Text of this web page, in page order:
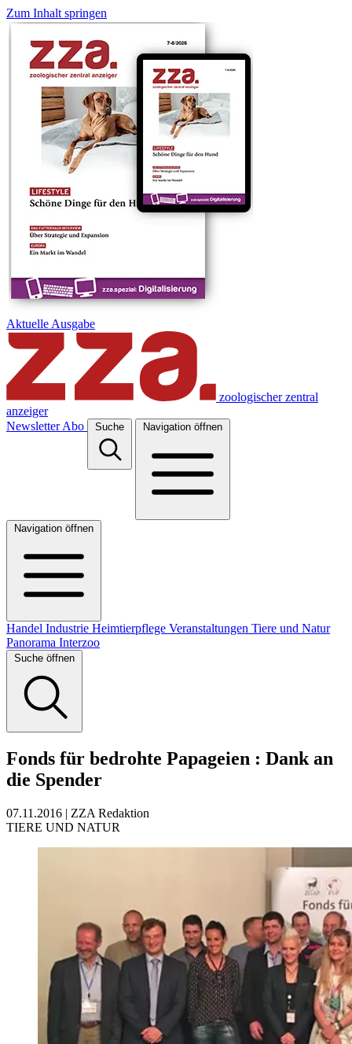
Zum Inhalt springen
Aktuelle Ausgabe
zoologischer zentral
anzeiger
Newsletter Abo Suche Navigation öffnen
Navigation öffnen
Handel Industrie Heimtierpflege Veranstaltungen Tiere und Natur
Panorama Interzoo
Suche öffnen
Fonds für bedrohte Papageien : Dank an
die Spender
07.11.2016 | ZZA Redaktion
TIERE UND NATUR